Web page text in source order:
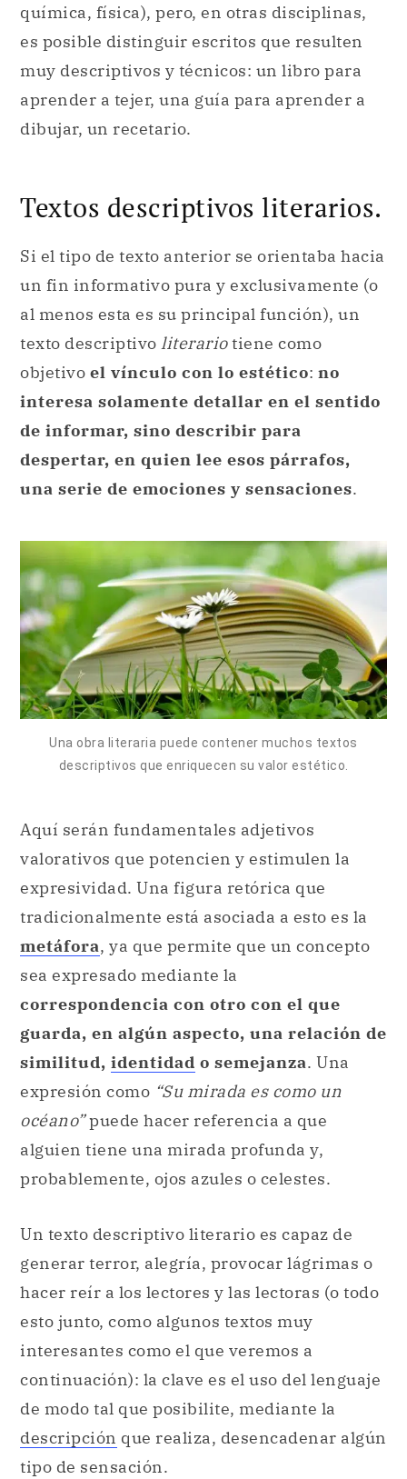
química, física), pero, en otras disciplinas,
es posible distinguir escritos que resulten
muy descriptivos y técnicos: un libro para
aprender a tejer, una guía para aprender a
dibujar, un recetario.
Textos descriptivos literarios.
Si el tipo de texto anterior se orientaba hacia
un fin informativo pura y exclusivamente (o
al menos esta es su principal función), un
texto descriptivo literariotiene como
objetivo el vínculo con lo estético: no
interesa solamente detallar en el sentido
de informar, sino describir para
despertar, en quien lee esos párrafos,
una serie de emociones y sensaciones.
Una obra literaria puede contener muchos textos
descriptivos que enriquecen su valor estético.
Aquí serán fundamentales adjetivos
valorativos que potencien y estimulen la
expresividad. Una figura retórica que
tradicionalmente está asociada a esto es la
metáfora, ya que permite que un concepto
sea expresado mediante la
correspondencia con otro con el que
guarda, en algún aspecto, una relación de
similitud, identidad o semejanza. Una
expresión como “Su mirada es como un
océano”puede hacer referencia a que
alguien tiene una mirada profunda y,
probablemente, ojos azules o celestes.
Un texto descriptivo literario es capaz de
generar terror, alegría, provocar lágrimas o
hacer reír a los lectores y las lectoras (o todo
esto junto, como algunos textos muy
interesantes como el que veremos a
continuación): la clave es el uso del lenguaje
de modo tal que posibilite, mediante la
descripción que realiza, desencadenar algún
tipo de sensación.